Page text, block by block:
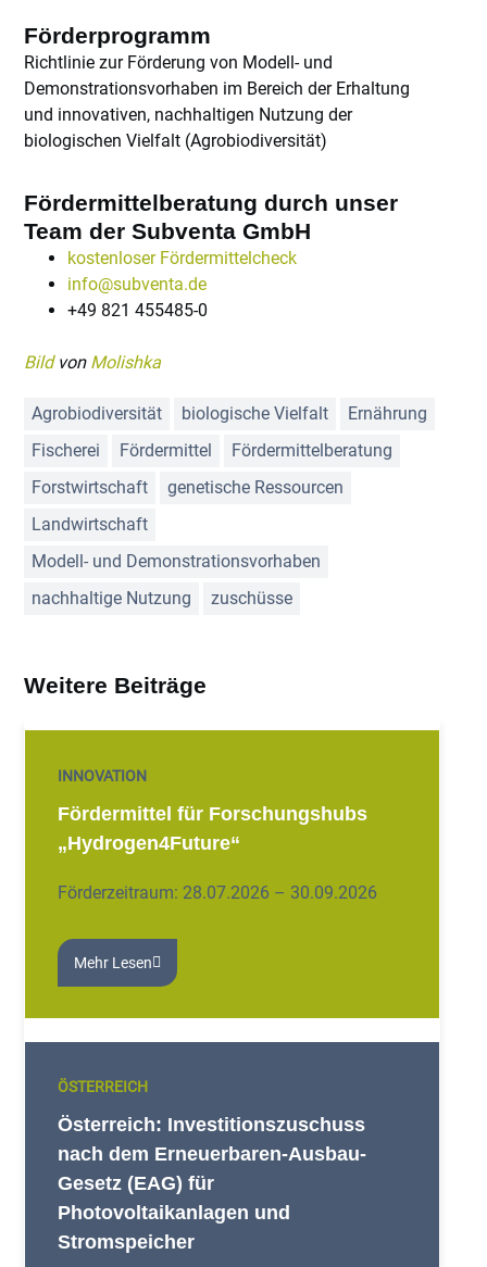
Förderprogramm
Richtlinie zur Förderung von Modell- und
Demonstrationsvorhaben im Bereich der Erhaltung
und innovativen, nachhaltigen Nutzung der
biologischen Vielfalt (Agrobiodiversität)
Fördermittelberatung durch unser
Team der Subventa GmbH
kostenloser Fördermittelcheck
info@subventa.de
+49 821 455485-0
Bildvon Molishka
Agrobiodiversität biologische Vielfalt
Ernährung
Fischerei
Fördermittel
Fördermittelberatung
Forstwirtschaft
genetische Ressourcen
Landwirtschaft
Modell- und Demonstrationsvorhaben
nachhaltige Nutzung
zuschüsse
Weitere Beiträge
INNOVATION
Fördermittel für Forschungshubs
„Hydrogen4Future“
Förderzeitraum: 28.07.2026 – 30.09.2026
Mehr Lesen
ÖSTERREICH
Österreich: Investitionszuschuss
nach dem Erneuerbaren-Ausbau-
Gesetz (EAG) für
Photovoltaikanlagen und
Stromspeicher